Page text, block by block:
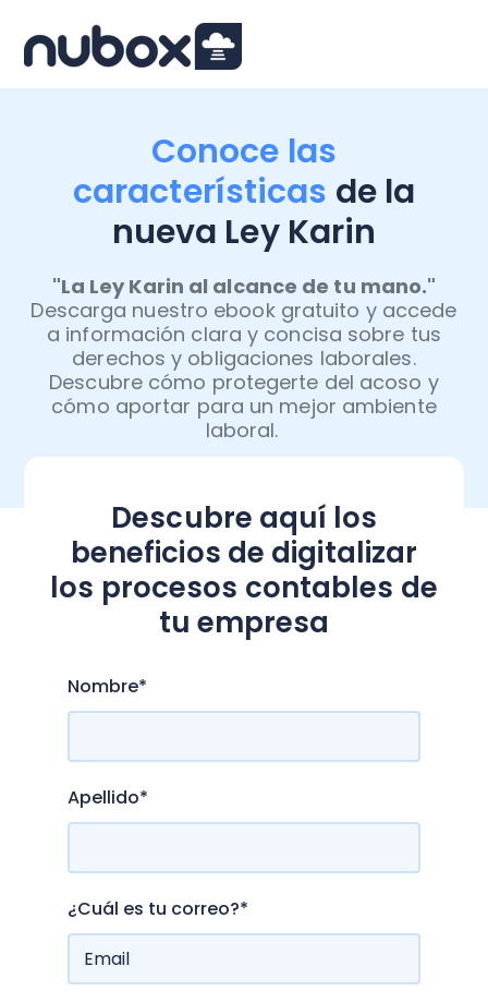
Conoce las
características de la
nueva Ley Karin
"La Ley Karin al alcance de tu mano."
Descarga nuestro ebook gratuito y accede
a información clara y concisa sobre tus
derechos y obligaciones laborales.
Descubre cómo protegerte del acoso y
cómo aportar para un mejor ambiente
laboral.
Descubre aquí los
beneficios de digitalizar
los procesos contables de
tu empresa
Nombre*
Apellido*
¿Cuál es tu correo?*